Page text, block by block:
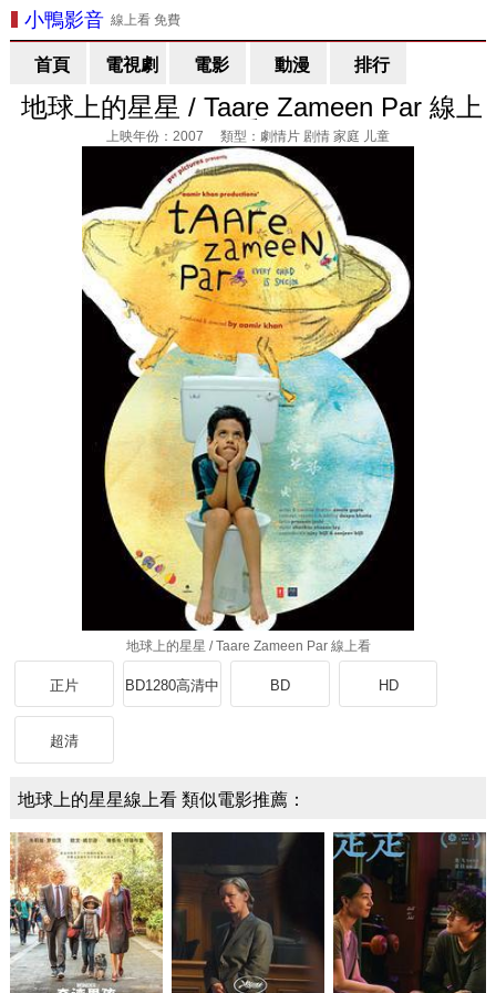
小鴨影音線上看 免費
首頁 電視劇 電影 動漫 排行
地球上的星星 / Taare Zameen Par 線上
看
上映年份：2007 類型：劇情片 剧情 家庭 儿童
地球上的星星 / Taare Zameen Par 線上看
正片 BD1280高清中 BD HD
超清
地球上的星星線上看 類似電影推薦：